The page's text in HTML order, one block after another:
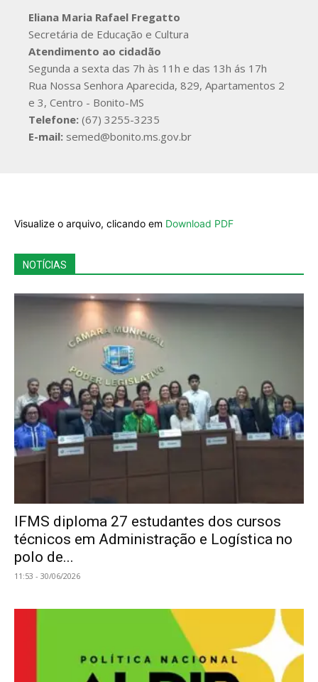
Eliana Maria Rafael Fregatto
Secretária de Educação e Cultura
Atendimento ao cidadão
Segunda a sexta das 7h às 11h e das 13h ás 17h
Rua Nossa Senhora Aparecida, 829, Apartamentos 2
e 3, Centro - Bonito-MS
Telefone: (67) 3255-3235
E-mail: semed@bonito.ms.gov.br
Visualize o arquivo, clicando em Download PDF
NOTÍCIAS
IFMS diploma 27 estudantes dos cursos
técnicos em Administração e Logística no
polo de...
11:53 - 30/06/2026